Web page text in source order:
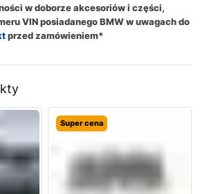
w doborze akcesoriów i części,
VIN posiadanego BMW w uwagach do
przed zamówieniem*
Super cena